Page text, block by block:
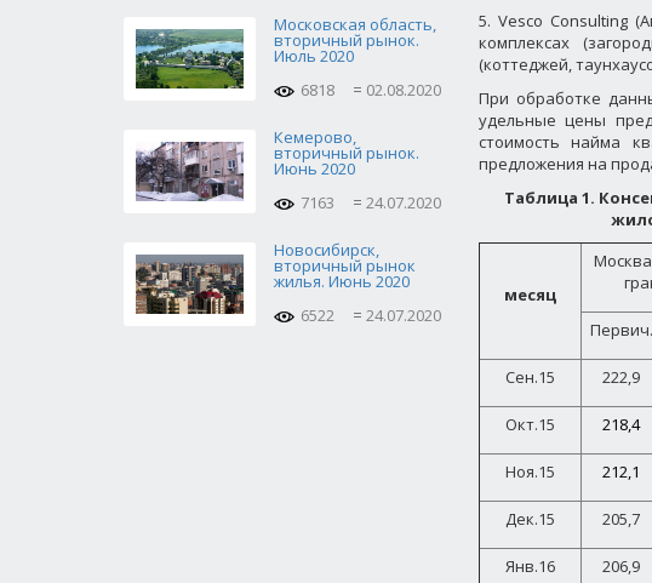
Московская область,
вторичный рынок.
Июль 2020
6818
02.08.2020
Кемерово,
вторичный рынок.
Июнь 2020
7163
24.07.2020
Новосибирск,
вторичный рынок
жилья. Июнь 2020
6522
24.07.2020
5. Vesco Consulting
комплексах
(коттеджей,
При обработке
удельные цены
стоимость найма
предложения на
Таблица 1.
месяц
Первич.
Сен.15 222,9
Окт.15 218,4
Ноя.15 212,1
Дек.15 205,7
Янв.16 206,9